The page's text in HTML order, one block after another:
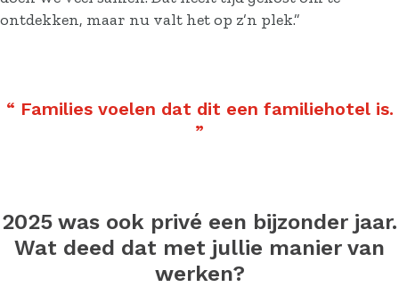
ontdekken, maar nu valt het op z’n plek.”
“ Families voelen dat dit een familiehotel is.
”
2025 was ook privé een bijzonder jaar.
Wat deed dat met jullie manier van
werken?